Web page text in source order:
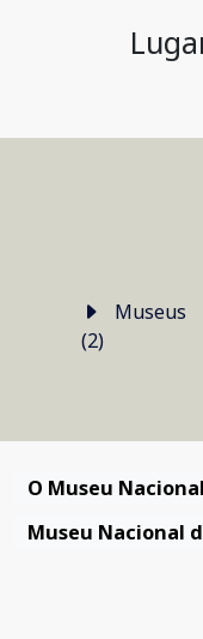
(2)
O Museu
Museu Nacional